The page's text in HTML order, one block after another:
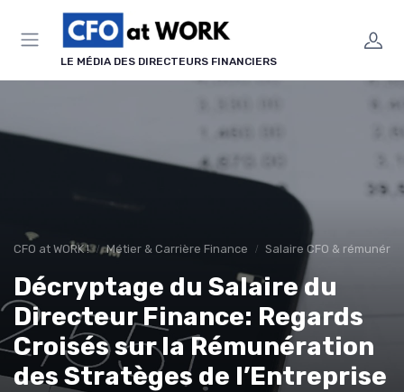
LE MÉDIA DES DIRECTEURS FINANCIERS
CFO at WORK ! Métier & Carrière Finance Salaire CFO &
Décryptage du Salaire du
Directeur Finance: Regards
Croisés sur la Rémunération
des Stratèges de l’Entreprise
Panneau de gestion des cookies